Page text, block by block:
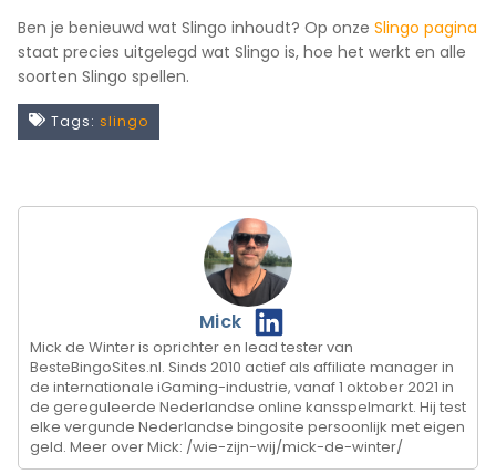
Ben je benieuwd wat Slingo inhoudt? Op onze Slingo pagina
staat precies uitgelegd wat Slingo is, hoe het werkt en alle
soorten Slingo spellen.
Tags: slingo
Mick
Mick de Winter is oprichter en lead tester van
BesteBingoSites.nl. Sinds 2010 actief als affiliate manager in
de internationale iGaming-industrie, vanaf 1 oktober 2021 in
de gereguleerde Nederlandse online kansspelmarkt. Hij test
elke vergunde Nederlandse bingosite persoonlijk met eigen
geld. Meer over Mick: /wie-zijn-wij/mick-de-winter/